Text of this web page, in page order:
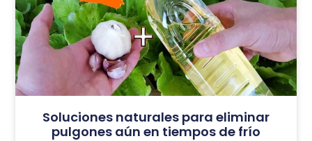
Soluciones naturales para eliminar
pulgones aún en tiempos de frío